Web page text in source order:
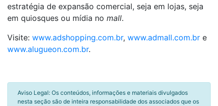
estratégia de expansão comercial, seja em lojas, seja
em quiosques ou mídia no mall.
Visite: www.adshopping.com.br, www.admall.com.br e
www.alugueon.com.br.
Aviso Legal: Os conteúdos, informações e materiais divulgados
nesta seção são de inteira responsabilidade dos associados que os